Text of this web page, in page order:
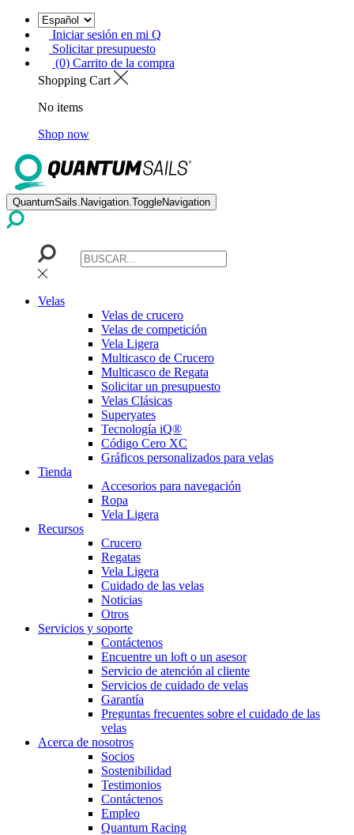
Iniciar sesión en mi Q
Solicitar presupuesto
(0) Carrito de la compra
Shopping Cart
No items
Shop now
QuantumSails.Navigation.ToggleNavigation
Velas
Velas de crucero
Velas de competición
Vela Ligera
Multicasco de Crucero
Multicasco de Regata
Solicitar un presupuesto
Velas Clásicas
Superyates
Tecnología iQ®
Código Cero XC
Gráficos personalizados para velas
Tienda
Accesorios para navegación
Ropa
Vela Ligera
Recursos
Crucero
Regatas
Vela Ligera
Cuidado de las velas
Noticias
Otros
Servicios y soporte
Contáctenos
Encuentre un loft o un asesor
Servicio de atención al cliente
Servicios de cuidado de velas
Garantía
Preguntas frecuentes sobre el cuidado de las
velas
Acerca de nosotros
Socios
Sostenibilidad
Testimonios
Contáctenos
Empleo
Quantum Racing